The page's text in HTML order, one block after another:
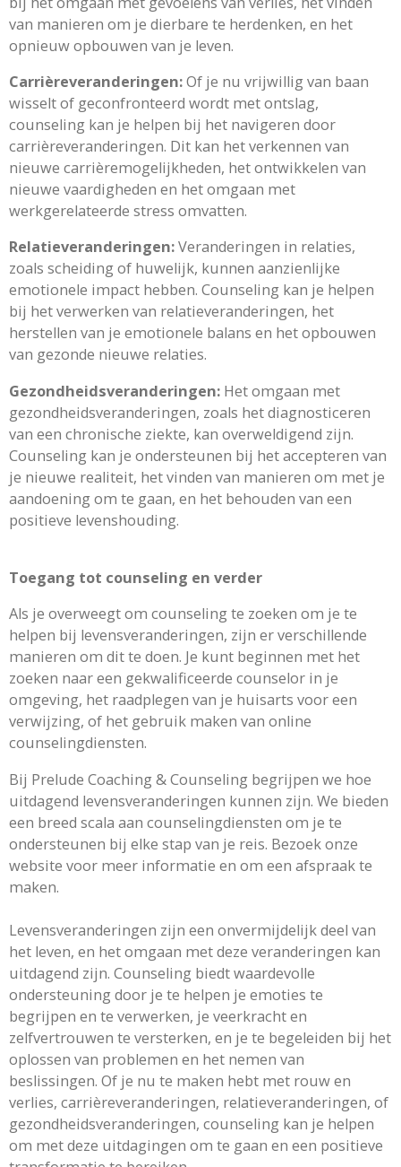
van manieren om je dierbare te herdenken, en het
opnieuw opbouwen van je leven.
Carrièreveranderingen:Of je nu vrijwillig van baan
wisselt of geconfronteerd wordt met ontslag,
counseling kan je helpen bij het navigeren door
carrièreveranderingen. Dit kan het verkennen van
nieuwe carrièremogelijkheden, het ontwikkelen van
nieuwe vaardigheden en het omgaan met
werkgerelateerde stress omvatten.
Relatieveranderingen:Veranderingen in relaties,
zoals scheiding of huwelijk, kunnen aanzienlijke
emotionele impact hebben. Counseling kan je helpen
bij het verwerken van relatieveranderingen, het
herstellen van je emotionele balans en het opbouwen
van gezonde nieuwe relaties.
Gezondheidsveranderingen: Het omgaan met
gezondheidsveranderingen, zoals het diagnosticeren
van een chronische ziekte, kan overweldigend zijn.
Counseling kan je ondersteunen bij het accepteren van
je nieuwe realiteit, het vinden van manieren om met je
aandoening om te gaan, en het behouden van een
positieve levenshouding.
Toegang tot counseling en verder
Als je overweegt om counseling te zoeken om je te
helpen bij levensveranderingen, zijn er verschillende
manieren om dit te doen. Je kunt beginnen met het
zoeken naar een gekwalificeerde counselor in je
omgeving, het raadplegen van je huisarts voor een
verwijzing, of het gebruik maken van online
counselingdiensten.
Bij Prelude Coaching & Counseling begrijpen we hoe
uitdagend levensveranderingen kunnen zijn. We bieden
een breed scala aan counselingdiensten om je te
ondersteunen bij elke stap van je reis. Bezoek onze
website voor meer informatie en om een afspraak te
maken.
Levensveranderingen zijn een onvermijdelijk deel van
het leven, en het omgaan met deze veranderingen kan
uitdagend zijn. Counseling biedt waardevolle
ondersteuning door je te helpen je emoties te
begrijpen en te verwerken, je veerkracht en
zelfvertrouwen te versterken, en je te begeleiden bij het
oplossen van problemen en het nemen van
beslissingen. Of je nu te maken hebt met rouw en
verlies, carrièreveranderingen, relatieveranderingen, of
gezondheidsveranderingen, counseling kan je helpen
om met deze uitdagingen om te gaan en een positieve